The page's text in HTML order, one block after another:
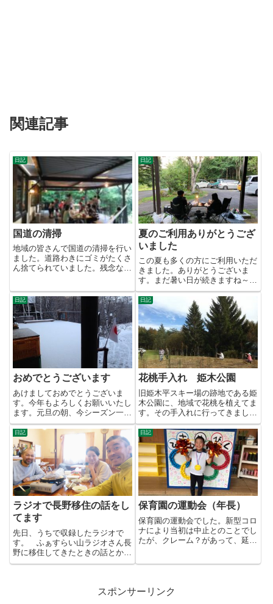
関連記事
日記
国道の清掃
地域の皆さんで国道の清掃を行い
ました。道路わきにゴミがたくさ
ん捨てられていました。残念なこ
日記
夏のご利用ありがとうござ
いました
この夏も多くの方にご利用いただ
きました。ありがとうございま
す。まだ暑い日が続きますね～。
さすがに朝晩は少し肌寒くなって
き...
日記
おめでとうございます
あけましておめでとうございま
す。今年もよろしくお願いいたし
ます。元旦の朝、今シーズン一番
の積雪でした！といっても雪かき
し...
日記
花桃手入れ 姫木公園
旧姫木平スキー場の跡地である姫
木公園に、地域で花桃を植えてま
す。その手入れに行ってきまし
た。本数もかなり増えてます。今
年...
日記
ラジオで長野移住の話をし
てます
先日、うちで収録したラジオで
す。 ふぁすらい山ラジオさん長
野に移住してきたときの話とかし
てます。冬のビギナーウエルカ
日記
保育園の運動会（年長）
保育園の運動会でした。新型コロ
ナにより当初は中止とのことでし
たが、クレーム？があって、延期
スポンサーリンク